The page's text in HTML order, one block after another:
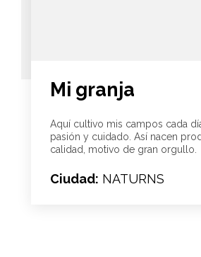
Mi granja
Aquí cultivo mis campos cada
pasión y cuidado. Así nacen
calidad, motivo de gran orgullo.
Ciudad: NATURNS